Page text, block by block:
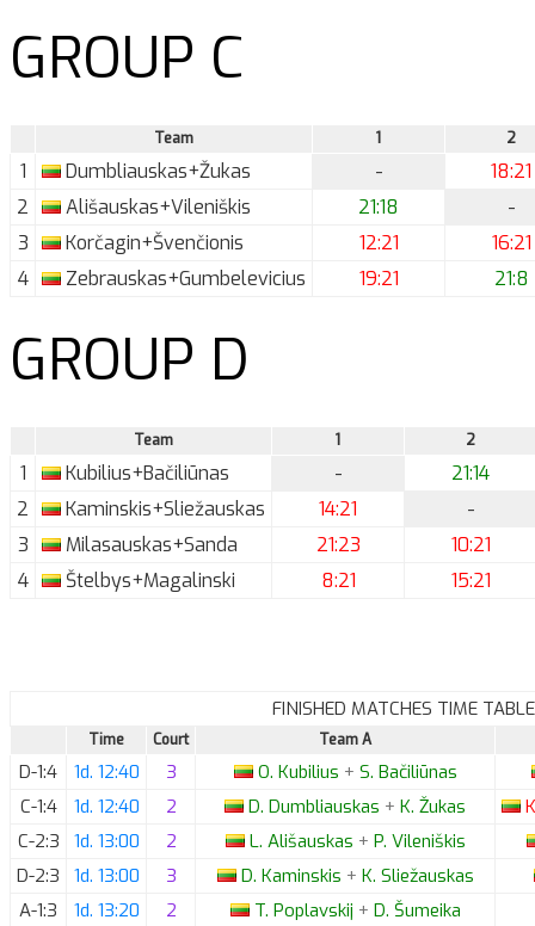
GROUP C
Team 1 2
1 Dumbliauskas+Žukas -
18:21
2
Ališauskas+Vileniškis 21:18
-
3
Korčagin+Švenčionis 12:21
16:21
4
Zebrauskas+Gumbelevicius 19:21 21:8
GROUP D
Team 1 2
1 Kubilius+Bačiliūnas -
21:14
2
Kaminskis+Sliežauskas 14:21
-
3
Milasauskas+Sanda 21:23
10:21
4
Štelbys+Magalinski 8:21 15:21
FINISHED MATCHES TIME TABLE
Time Court Team A
D-1:4 1d. 12:40 3 O. Kubilius + S. Bačiliūnas
C-1:4
1d. 12:40 2 D. Dumbliauskas + K. Žukas
C-2:3
1d. 13:00 2 L. Ališauskas + P. Vileniškis
D-2:3
1d. 13:00 3 D. Kaminskis + K. Sliežauskas
A-1:3
1d. 13:20 2 T. Poplavskij + D. Šumeika